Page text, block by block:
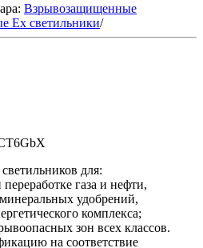
Взрывозащищенные
Ex светильники/
для:
газа и нефти,
удобрений,
комплекса;
зон всех классов.
на соответствие